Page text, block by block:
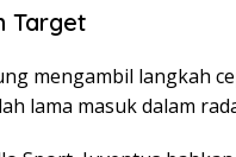
Target
mengambil langkah
lama masuk dalam